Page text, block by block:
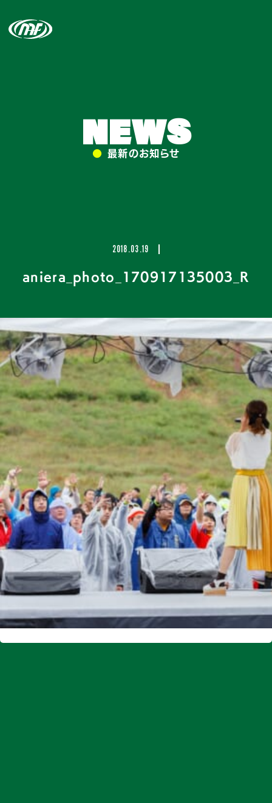
NEWS
● 最新のお知らせ
2018.03.19
aniera_photo_170917135003_R